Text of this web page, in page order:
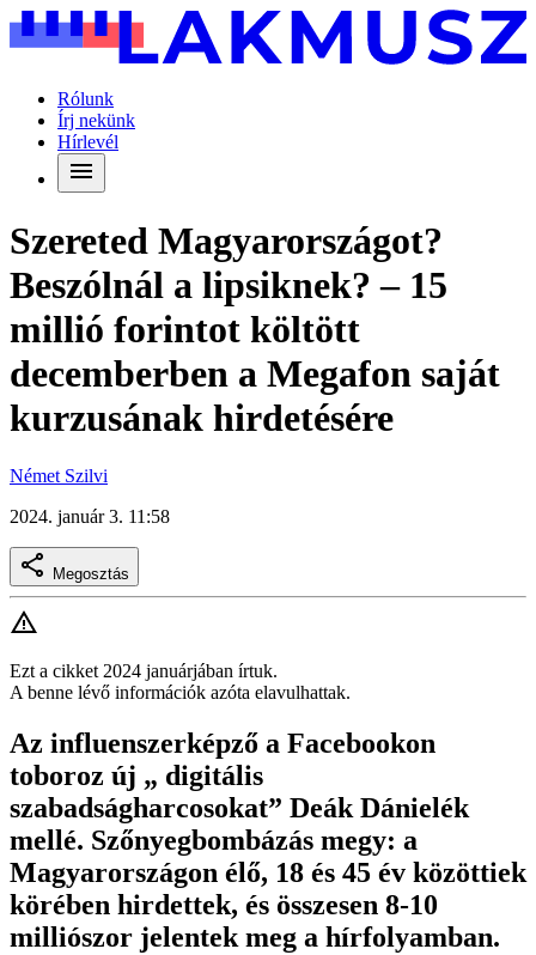
Rólunk
Írj nekünk
Hírlevél
Szereted Magyarországot?
Beszólnál a lipsiknek? – 15
millió forintot költött
decemberben a Megafon saját
kurzusának hirdetésére
Német Szilvi
2024. január 3. 11:58
Megosztás
Ezt a cikket 2024 januárjában írtuk.
A benne lévő információk azóta elavulhattak.
Az influenszerképző a Facebookon
toboroz új „ digitális
szabadságharcosokat” Deák Dánielék
mellé. Szőnyegbombázás megy: a
Magyarországon élő, 18 és 45 év közöttiek
körében hirdettek, és összesen 8-10
milliószor jelentek meg a hírfolyamban.